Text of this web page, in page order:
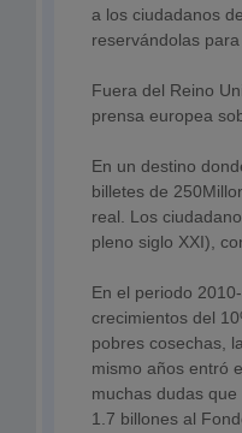
a los ciudadanos
reservándolas
Fuera del Reino
prensa europea
En un destino
billetes de
real. Los
pleno siglo XXI),
En el periodo
crecimientos del
pobres cosechas,
mismo años entró
muchas dudas
1.7 billones al